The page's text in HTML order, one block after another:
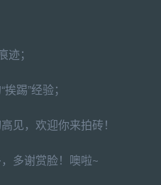
迹；
踢”经验；
见，欢迎你来拍砖！
多谢赏脸！噢啦~